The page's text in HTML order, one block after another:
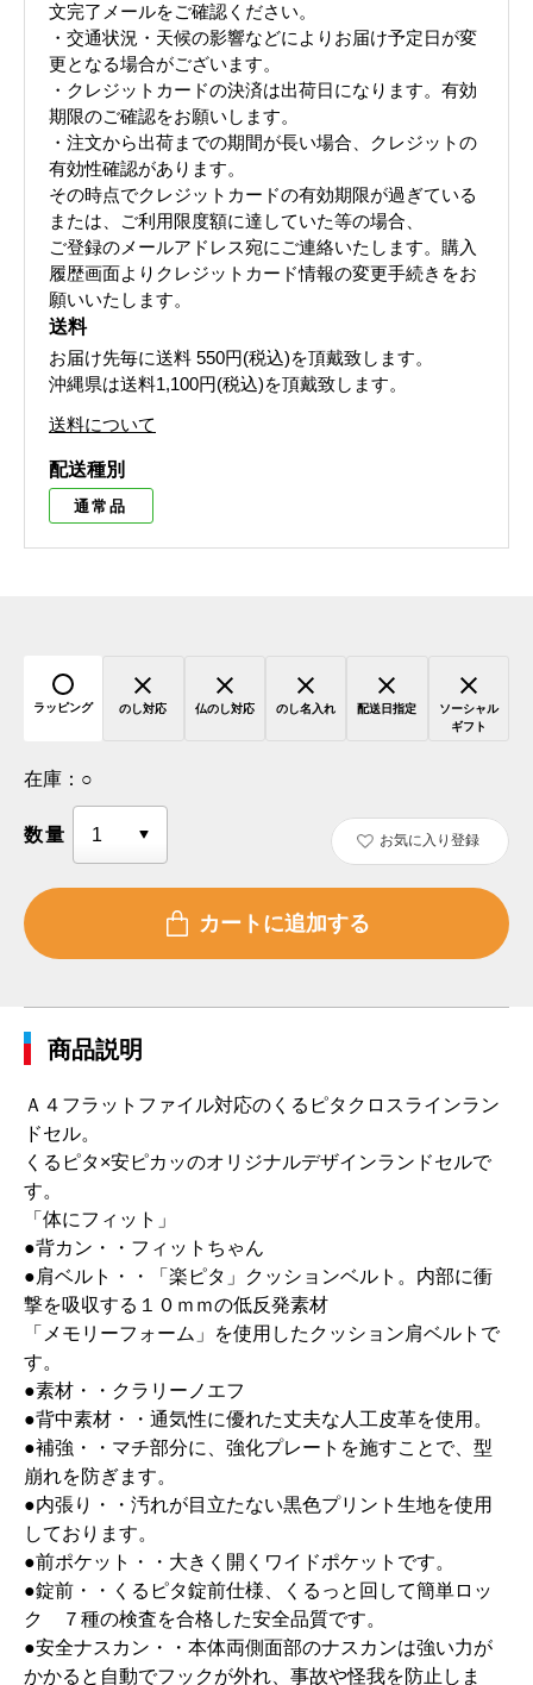
文完了メールをご確認ください。
・交通状況・天候の影響などによりお届け予定日が変
更となる場合がございます。
・クレジットカードの決済は出荷日になります。有効
期限のご確認をお願いします。
・注文から出荷までの期間が長い場合、クレジットの
有効性確認があります。
その時点でクレジットカードの有効期限が過ぎている
または、ご利用限度額に達していた等の場合、
ご登録のメールアドレス宛にご連絡いたします。購入
履歴画面よりクレジットカード情報の変更手続きをお
願いいたします。
送料
お届け先毎に送料 550円(税込)を頂戴致します。
沖縄県は送料1,100円(税込)を頂戴致します。
送料について
配送種別
通常品
ラッピング のし対応 仏のし対応 のし名入れ 配送日指定
ソーシャル
ギフト
在庫： ○
数量 お気に入り登録
商品説明
Ａ４フラットファイル対応のくるピタクロスラインラン
ドセル。
くるピタ×安ピカッのオリジナルデザインランドセルで
す。
「体にフィット」
●背カン・・フィットちゃん
●肩ベルト・・「楽ピタ」クッションベルト。内部に衝
撃を吸収する１０ｍｍの低反発素材
「メモリーフォーム」を使用したクッション肩ベルトで
す。
●素材・・クラリーノエフ
●背中素材・・通気性に優れた丈夫な人工皮革を使用。
●補強・・マチ部分に、強化プレートを施すことで、型
崩れを防ぎます。
●内張り・・汚れが目立たない黒色プリント生地を使用
しております。
●前ポケット・・大きく開くワイドポケットです。
●錠前・・くるピタ錠前仕様、くるっと回して簡単ロッ
ク ７種の検査を合格した安全品質です。
●安全ナスカン・・本体両側面部のナスカンは強い力が
かかると自動でフックが外れ、事故や怪我を防止しま